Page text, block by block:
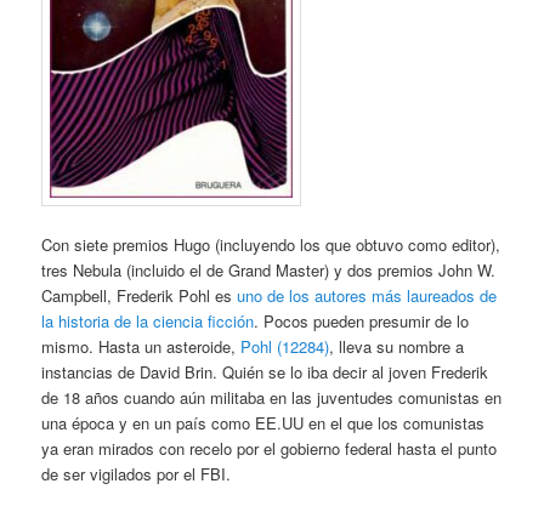
Con siete premios Hugo (incluyendo los que obtuvo como editor),
tres Nebula (incluido el de Grand Master) y dos premios John W.
Campbell, Frederik Pohl esuno de los autores más laureados de
la historia de la ciencia ficción. Pocos pueden presumir de lo
mismo. Hasta un asteroide, Pohl (12284), lleva su nombre a
instancias de David Brin. Quién se lo iba decir al joven Frederik
de 18 años cuando aún militaba en las juventudes comunistas en
una época y en un país como EE.UU en el que los comunistas
ya eran mirados con recelo por el gobierno federal hasta el punto
de ser vigilados por el FBI.